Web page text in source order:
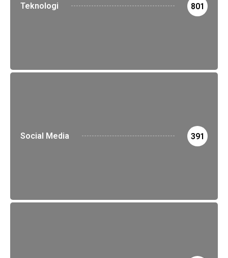
Teknologi 801
Social Media 391